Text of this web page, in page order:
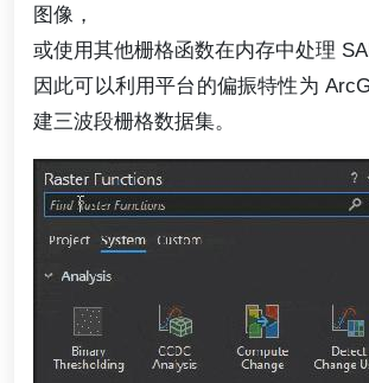
图像，
或使用其他栅格函数在内存中处理
因此可以利用平台的偏振特性为
建三波段栅格数据集。